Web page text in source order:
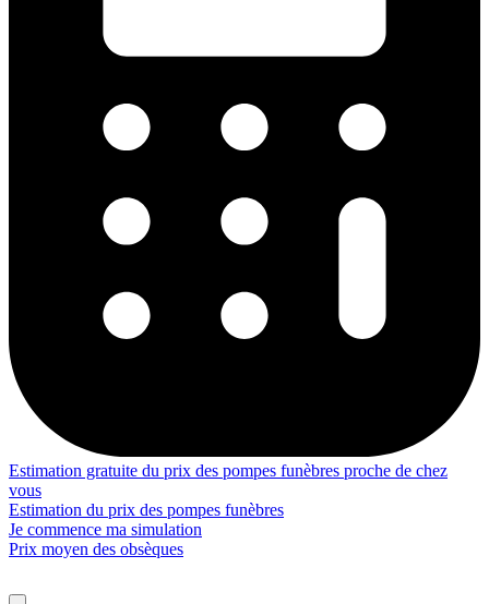
Estimation gratuite du prix des pompes funèbres proche de chez
vous
Estimation du prix des pompes funèbres
Je commence ma simulation
Prix moyen des obsèques